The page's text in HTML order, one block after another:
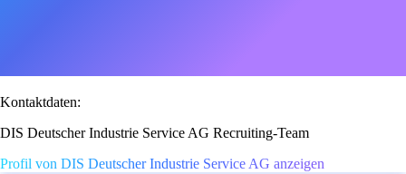
Kontaktdaten:
DIS Deutscher Industrie Service AG Recruiting-Team
Profil von DIS Deutscher Industrie Service AG anzeigen